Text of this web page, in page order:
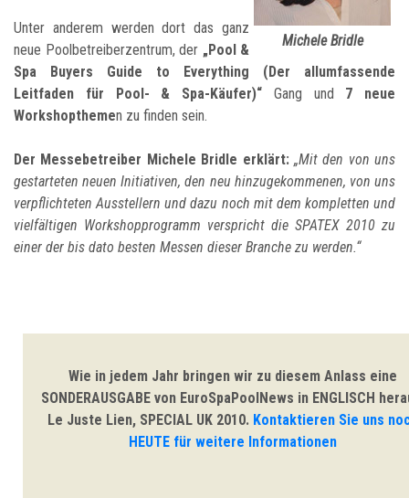
Michele Bridle
Unter anderem werden dort das ganz
neue Poolbetreiberzentrum, der „Pool &
Spa Buyers Guide to Everything (Der allumfassende
Leitfaden für Pool- & Spa-Käufer)“ Gang und 7 neue
Workshopthemen zu finden sein.
Der Messebetreiber Michele Bridle erklärt: „Mit den von uns
gestarteten neuen Initiativen, den neu hinzugekommenen, von uns
verpflichteten Ausstellern und dazu noch mit dem kompletten und
vielfältigen Workshopprogramm verspricht die SPATEX 2010 zu
einer der bis dato besten Messen dieser Branche zu werden.“
Wie in jedem Jahr bringen wir zu diesem Anlass eine
SONDERAUSGABE von EuroSpaPoolNews in ENGLISCH
Le Juste Lien, SPECIAL UK 2010. Kontaktieren Sie uns
HEUTE für weitere Informationen